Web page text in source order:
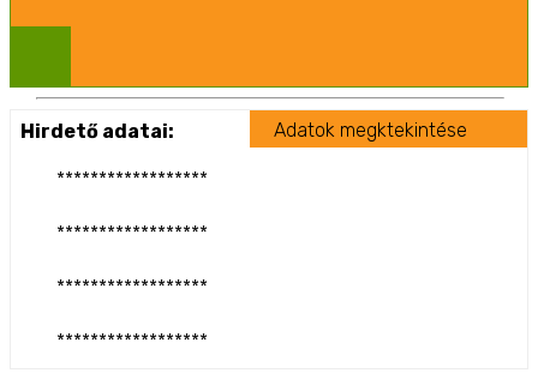
Hirdető adatai:
******************
******************
******************
******************
Adatok megktekintése